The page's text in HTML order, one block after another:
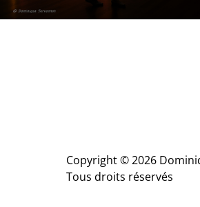
Copyright © 2026
Tous droits réservés